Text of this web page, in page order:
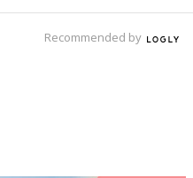
家のアドバイスを毎日お届
換したり、励ましあったりで
わらない”できごと”を簡単に
Recommended by